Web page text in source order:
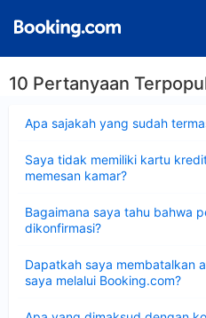
10 Pertanyaan
Apa sajakah yang sudah
Saya tidak memiliki kartu
memesan kamar?
Bagaimana saya tahu bahwa
dikonfirmasi?
Dapatkah saya membatalkan
saya melalui Booking.com?